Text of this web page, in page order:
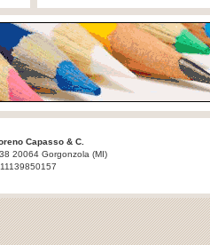
Capasso & C.
20064 Gorgonzola (MI)